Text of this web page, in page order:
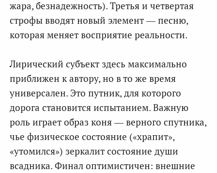
жара, безнадежность). Третья и четвертая
строфы вводят новый элемент — песню,
которая меняет восприятие реальности.
Лирический субъект здесь максимально
приближен к автору, но в то же время
универсален. Это путник, для которого
дорога становится испытанием. Важную
роль играет образ коня — верного спутника,
чье физическое состояние («храпит»,
«утомился») зеркалит состояние души
всадника. Финал оптимистичен: внешние